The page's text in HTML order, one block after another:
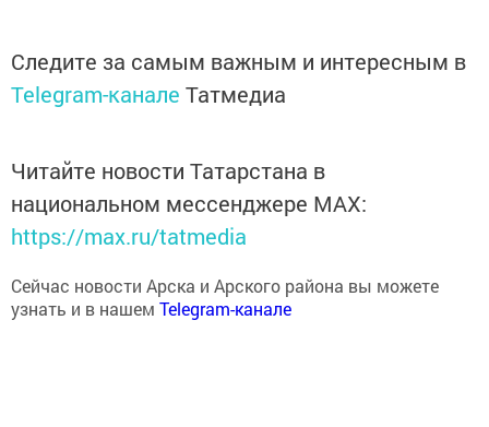
Следите за самым важным и интересным в
Telegram-канале Татмедиа
Читайте новости Татарстана в
национальном мессенджере MАХ:
https://max.ru/tatmedia
Сейчас новости Арска и Арского района вы можете
узнать и в нашем Telegram-канале